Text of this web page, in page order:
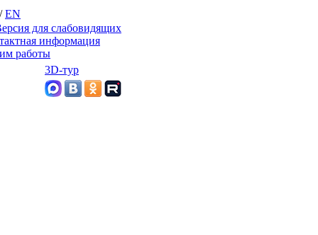
EN
для слабовидящих
информация
работы
3D-тур